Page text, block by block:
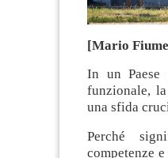
[Mario
In un
funzionale,
una sfida
Perché
competenze